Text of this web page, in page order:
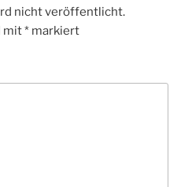
nicht veröffentlicht.
mit* markiert